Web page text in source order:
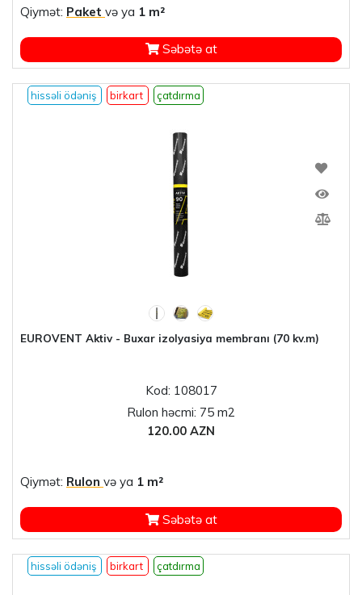
Qiymət: Paket və ya 1 m²
Səbətə at
hissəli ödəniş birkart çatdırma
EUROVENT Aktiv - Buxar izolyasiya membranı (70 kv.m)
Kod: 108017
Rulon həcmi: 75 m2
120.00 AZN
Qiymət: Rulon və ya 1 m²
Səbətə at
hissəli ödəniş birkart çatdırma